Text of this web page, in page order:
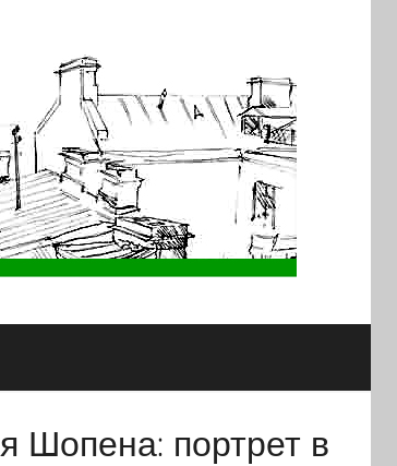
Шопена: портрет в